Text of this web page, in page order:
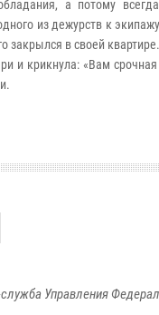
а потому
из дежурств к
закрылся в своей
и крикнула: «Вам
Управления